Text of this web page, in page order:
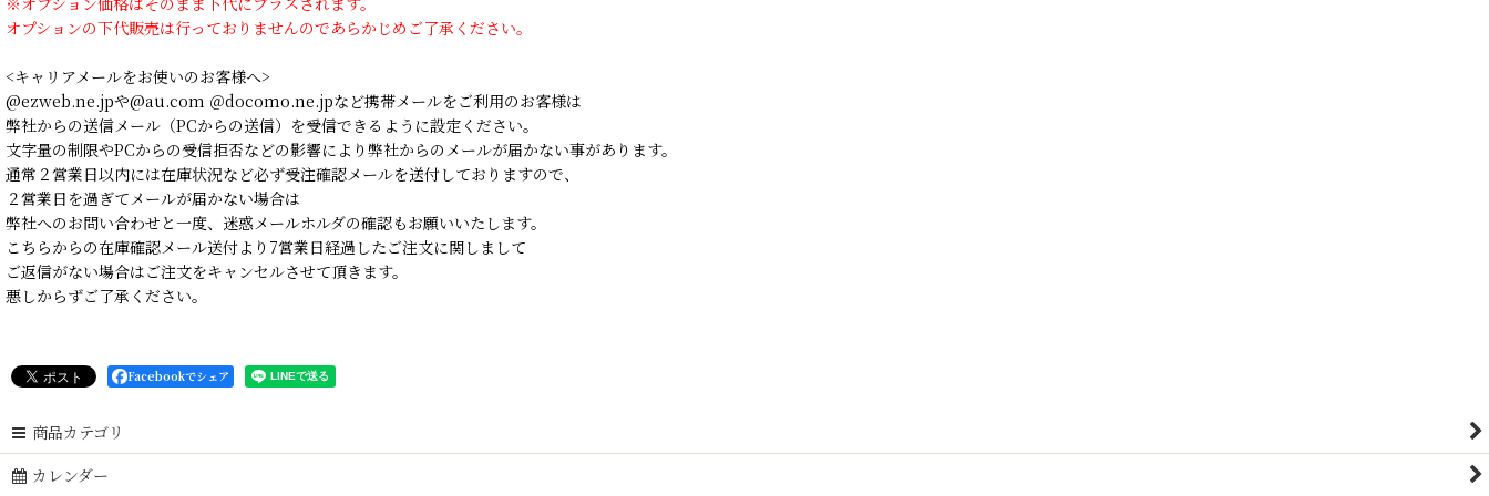
オプションの下代販売は行っておりませんのであらかじめご了承ください。
<キャリアメールをお使いのお客様へ>
@ezweb.ne.jpや@au.com ＠docomo.ne.jpなど携帯メールをご利用のお客様は
弊社からの送信メール（PCからの送信）を受信できるように設定ください。
文字量の制限やPCからの受信拒否などの影響により弊社からのメールが届かない事があります。
通常２営業日以内には在庫状況など必ず受注確認メールを送付しておりますので、
２営業日を過ぎてメールが届かない場合は
弊社へのお問い合わせと一度、迷惑メールホルダの確認もお願いいたします。
こちらからの在庫確認メール送付より7営業日経過したご注文に関しまして
ご返信がない場合はご注文をキャンセルさせて頂きます。
悪しからずご了承ください。
Facebookでシェア
商品カテゴリ
カレンダー